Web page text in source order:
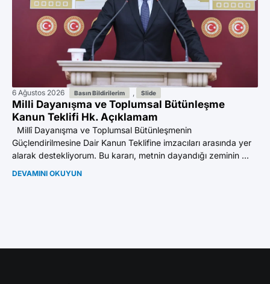
6 Ağustos 2026 Basın Bildirilerim Slide
Milli Dayanışma ve Toplumsal Bütünleşme
Kanun Teklifi Hk. Açıklamam
Millî Dayanışma ve Toplumsal Bütünleşmenin
Güçlendirilmesine Dair Kanun Teklifine imzacıları arasında yer
alarak destekliyorum. Bu kararı, metnin dayandığı zeminin ...
DEVAMINI OKUYUN